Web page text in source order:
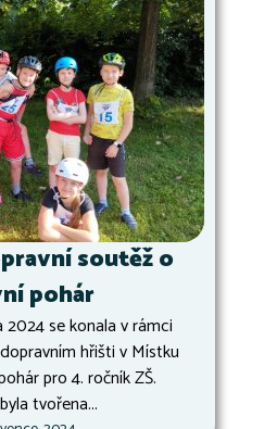
soutěž o
pohár
se konala v rámci
hřišti v Místku
pro 4. ročník ZŠ.
tvořena...